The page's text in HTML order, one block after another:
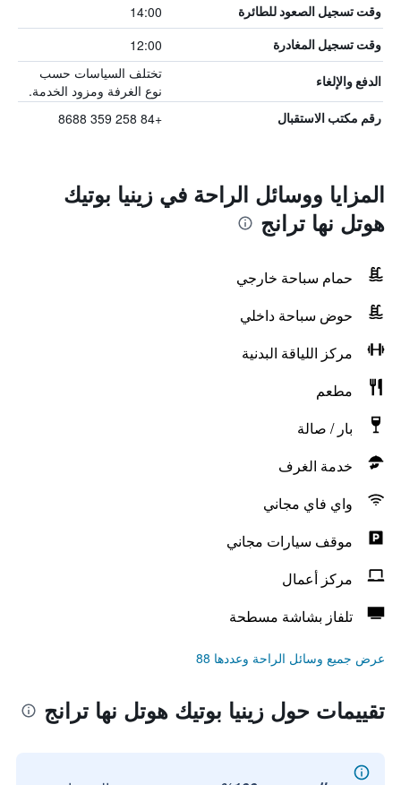
وقت تسجيل الصعود للطائرة 14:00
وقت تسجيل المغادرة 12:00
الدفع والإلغاء
تختلف السياسات حسب
نوع الغرفة ومزود الخدمة.
رقم مكتب الاستقبال +84 258 359 8688
المزايا ووسائل الراحة في زينيا بوتيك
هوتل نها ترانج
حمام سباحة خارجي
حوض سباحة داخلي
مركز اللياقة البدنية
مطعم
بار / صالة
خدمة الغرف
واي فاي مجاني
موقف سيارات مجاني
مركز أعمال
تلفاز بشاشة مسطحة
عرض جميع وسائل الراحة وعددها 88
تقييمات حول زينيا بوتيك هوتل نها ترانج